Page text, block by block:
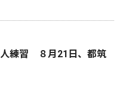
人練習 ８月21日、都筑